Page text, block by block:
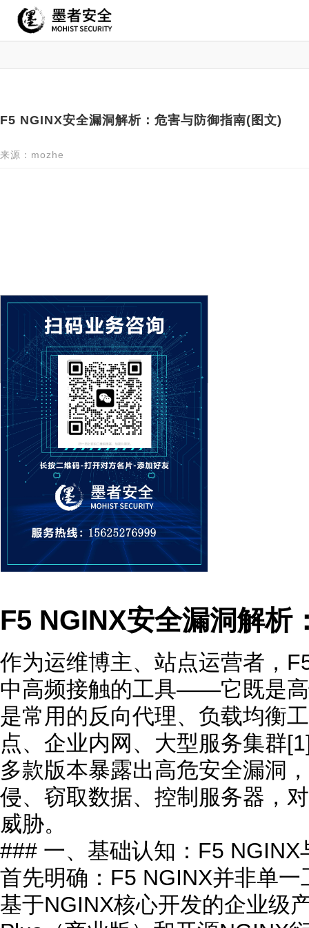
F5 NGINX安全漏洞解析：危害与防御指南(图文)
来源：mozhe
F5 NGINX安全漏洞解析
作为运维博主、站点运营者，
中高频接触的工具——它既是
是常用的反向代理、负载均衡
点、企业内网、大型服务集群
多款版本暴露出高危安全漏洞
侵、窃取数据、控制服务器，
威胁。
### 一、基础认知：F5
首先明确：F5 NGINX并非单
基于NGINX核心开发的企业级